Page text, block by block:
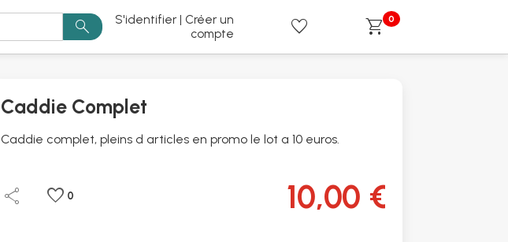
search
S'identifier | Créer un
compte
favorite shopping_cart 0
Caddie Complet
Caddie complet, pleins d articles en promo le lot a 10 euros.
share favorite 0 10,00 €